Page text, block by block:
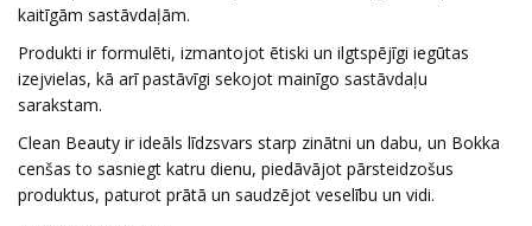
kaitīgām sastāvdaļām.
Produkti ir formulēti, izmantojot ētiski un ilgtspējīgi iegūtas
izejvielas, kā arī pastāvīgi sekojot mainīgo sastāvdaļu
sarakstam.
Clean Beauty ir ideāls līdzsvars starp zinātni un dabu, un Bokka
cenšas to sasniegt katru dienu, piedāvājot pārsteidzošus
produktus, paturot prātā un saudzējot veselību un vidi.